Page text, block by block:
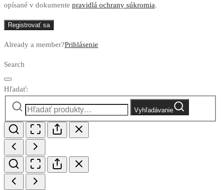
opísané v dokumente pravidlá ochrany súkromia.
Registrovať sa
Already a member?Prihlásenie
Search
Hľadať:
Vyhľadávanie